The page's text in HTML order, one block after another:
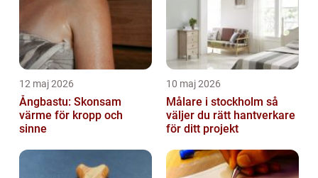
12 maj 2026
Ångbastu: Skonsam
värme för kropp och
sinne
10 maj 2026
Målare i stockholm så
väljer du rätt hantverkare
för ditt projekt